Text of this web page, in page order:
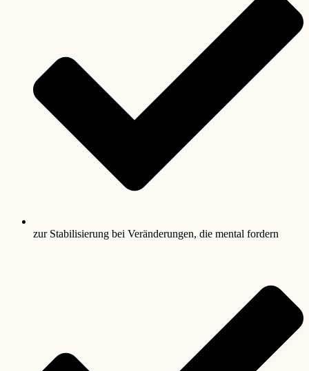
zur Stabilisierung bei Veränderungen, die mental fordern